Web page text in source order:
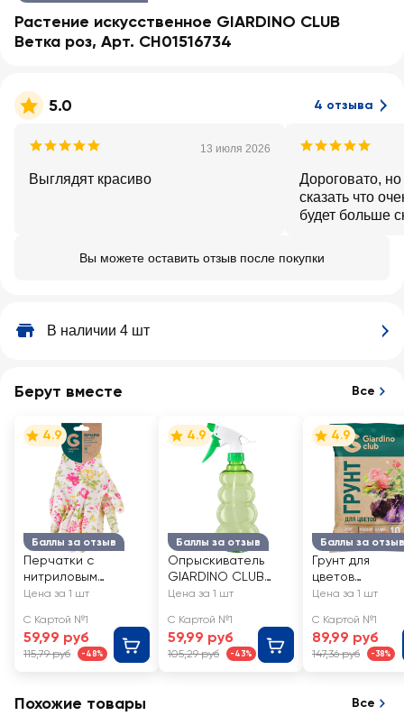
Растение искусственное GIARDINO CLUB
Ветка роз, Арт. CH01516734
5.0 4 отзыва
13 июля 2026
Выглядят красиво
Дороговато,
сказать что
будет больше
Вы можете оставить отзыв после покупки
В наличии 4 шт
Берут вместе Все
Баллы за отзыв
4.9
Перчатки с
нитриловым
покрытием
M, L полиэстер, Арт.
GVGL10-1
Цена за 1 шт
С Картой №1
59,99 руб
115,79 руб -48%
Баллы за отзыв
4.9
Опрыскиватель
GIARDINO CLUB
550мл, Арт. SX-
Цена за 1 шт
С Картой №1
59,99 руб
105,29 руб -43%
Баллы за отзыв
4.9
Грунт для
цветов
GIARDINO
Цена за 1 шт
С Картой №1
89,99 руб
147,36 руб -38%
Похожие товары Все